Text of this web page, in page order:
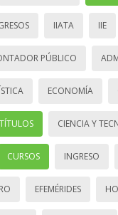
IIATA IIE
PÚBLICO
ECONOMÍA
CIENCIA Y
CURSOS INGRESO
EFEMÉRIDES